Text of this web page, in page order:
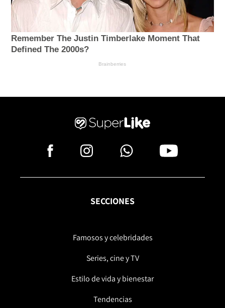
SECCIONES
Famosos y celebridades
Series, cine y TV
Estilo de vida y bienestar
Tendencias